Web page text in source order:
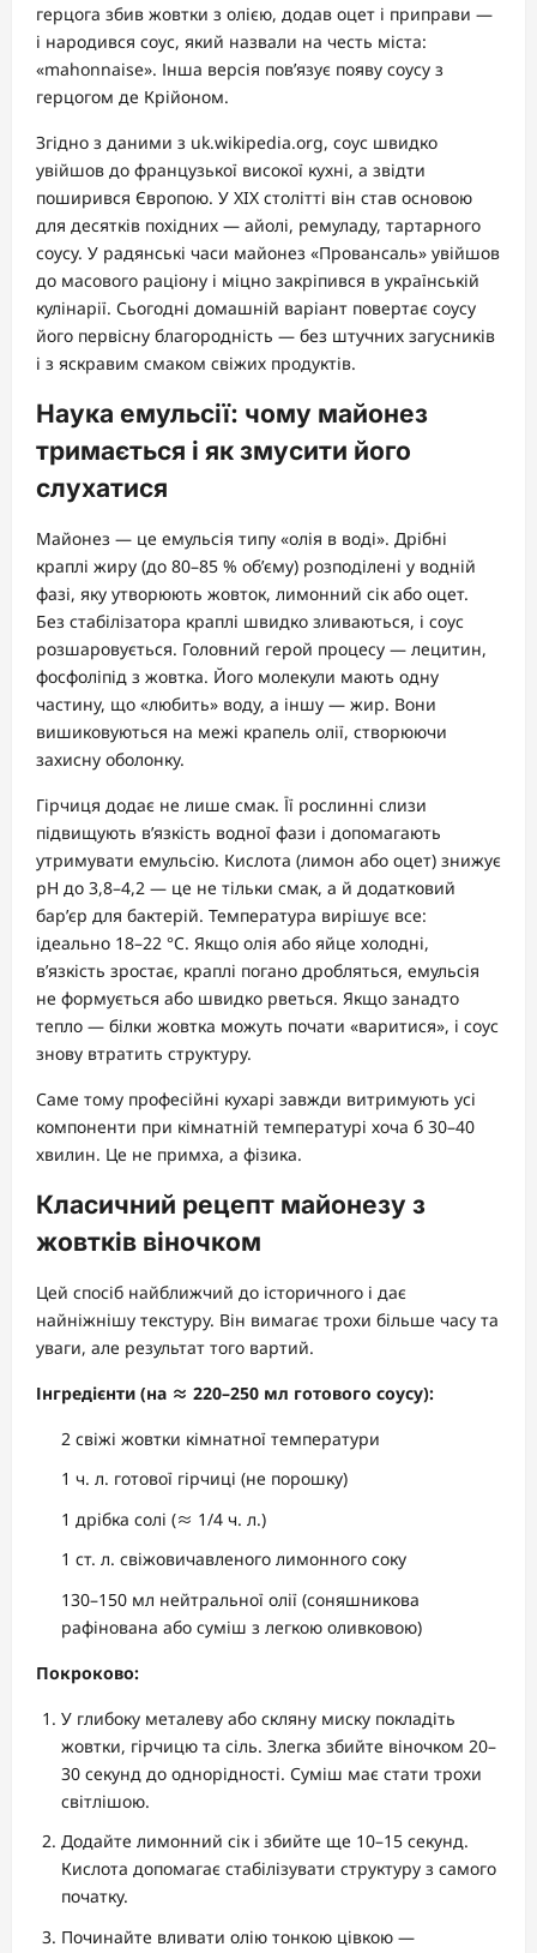
герцога збив жовтки з олією, додав оцет і приправи —
і народився соус, який назвали на честь міста:
«mahonnaise». Інша версія пов’язує появу соусу з
герцогом де Крійоном.
Згідно з даними з uk.wikipedia.org, соус швидко
увійшов до французької високої кухні, а звідти
поширився Європою. У XIX столітті він став основою
для десятків похідних — айолі, ремуладу, тартарного
соусу. У радянські часи майонез «Провансаль» увійшов
до масового раціону і міцно закріпився в українській
кулінарії. Сьогодні домашній варіант повертає соусу
його первісну благородність — без штучних загусників
і з яскравим смаком свіжих продуктів.
Наука емульсії: чому майонез
тримається і як змусити його
слухатися
Майонез — це емульсія типу «олія в воді». Дрібні
краплі жиру (до 80–85 % об’єму) розподілені у водній
фазі, яку утворюють жовток, лимонний сік або оцет.
Без стабілізатора краплі швидко зливаються, і соус
розшаровується. Головний герой процесу — лецитин,
фосфоліпід з жовтка. Його молекули мають одну
частину, що «любить» воду, а іншу — жир. Вони
вишиковуються на межі крапель олії, створюючи
захисну оболонку.
Гірчиця додає не лише смак. Її рослинні слизи
підвищують в’язкість водної фази і допомагають
утримувати емульсію. Кислота (лимон або оцет) знижує
pH до 3,8–4,2 — це не тільки смак, а й додатковий
бар’єр для бактерій. Температура вирішує все:
ідеально 18–22 °C. Якщо олія або яйце холодні,
в’язкість зростає, краплі погано дробляться, емульсія
не формується або швидко рветься. Якщо занадто
тепло — білки жовтка можуть почати «варитися», і соус
знову втратить структуру.
Саме тому професійні кухарі завжди витримують усі
компоненти при кімнатній температурі хоча б 30–40
хвилин. Це не примха, а фізика.
Класичний рецепт майонезу з
жовтків віночком
Цей спосіб найближчий до історичного і дає
найніжнішу текстуру. Він вимагає трохи більше часу та
уваги, але результат того вартий.
Інгредієнти (на ≈ 220–250 мл готового соусу):
2 свіжі жовтки кімнатної температури
1 ч. л. готової гірчиці (не порошку)
1 дрібка солі (≈ 1/4 ч. л.)
1 ст. л. свіжовичавленого лимонного соку
130–150 мл нейтральної олії (соняшникова
рафінована або суміш з легкою оливковою)
Покроково:
У глибоку металеву або скляну миску покладіть
жовтки, гірчицю та сіль. Злегка збийте віночком 20–
30 секунд до однорідності. Суміш має стати трохи
світлішою.
Додайте лимонний сік і збийте ще 10–15 секунд.
Кислота допомагає стабілізувати структуру з самого
початку.
Починайте вливати олію тонкою цівкою —